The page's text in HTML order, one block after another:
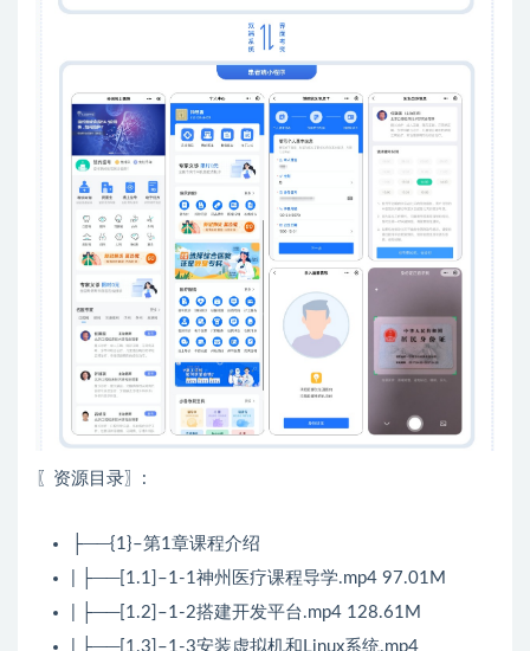
〖资源目录〗:
├──{1}–第1章课程介绍
| ├──[1.1]–1-1神州医疗课程导学.mp4 97.01M
| ├──[1.2]–1-2搭建开发平台.mp4 128.61M
| ├──[1.3]–1-3安装虚拟机和Linux系统.mp4